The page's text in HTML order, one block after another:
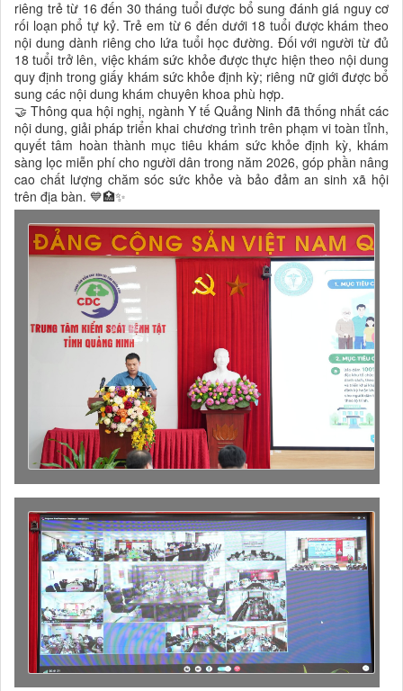
riêng trẻ từ 16 đến 30 tháng tuổi được bổ sung đánh giá nguy cơ
rối loạn phổ tự kỷ. Trẻ em từ 6 đến dưới 18 tuổi được khám theo
nội dung dành riêng cho lứa tuổi học đường. Đối với người từ đủ
18 tuổi trở lên, việc khám sức khỏe được thực hiện theo nội dung
quy định trong giấy khám sức khỏe định kỳ; riêng nữ giới được bổ
sung các nội dung khám chuyên khoa phù hợp.
🤝 Thông qua hội nghị, ngành Y tế Quảng Ninh đã thống nhất các
nội dung, giải pháp triển khai chương trình trên phạm vi toàn tỉnh,
quyết tâm hoàn thành mục tiêu khám sức khỏe định kỳ, khám
sàng lọc miễn phí cho người dân trong năm 2026, góp phần nâng
cao chất lượng chăm sóc sức khỏe và bảo đảm an sinh xã hội
trên địa bàn. 💙🏥✨